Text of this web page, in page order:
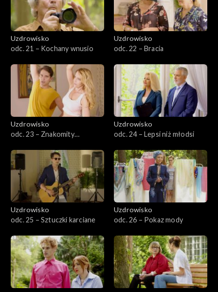
Uzdrowisko
odc. 21 – Kochany wnusio
Uzdrowisko
odc. 22 – Bracia
Uzdrowisko
odc. 23 – Znakomity
Uzdrowisko
odc. 24 – Lepsi niż młodsi
Uzdrowisko
odc. 25 – Sztuczki karciane
Uzdrowisko
odc. 26 – Pokaz mody